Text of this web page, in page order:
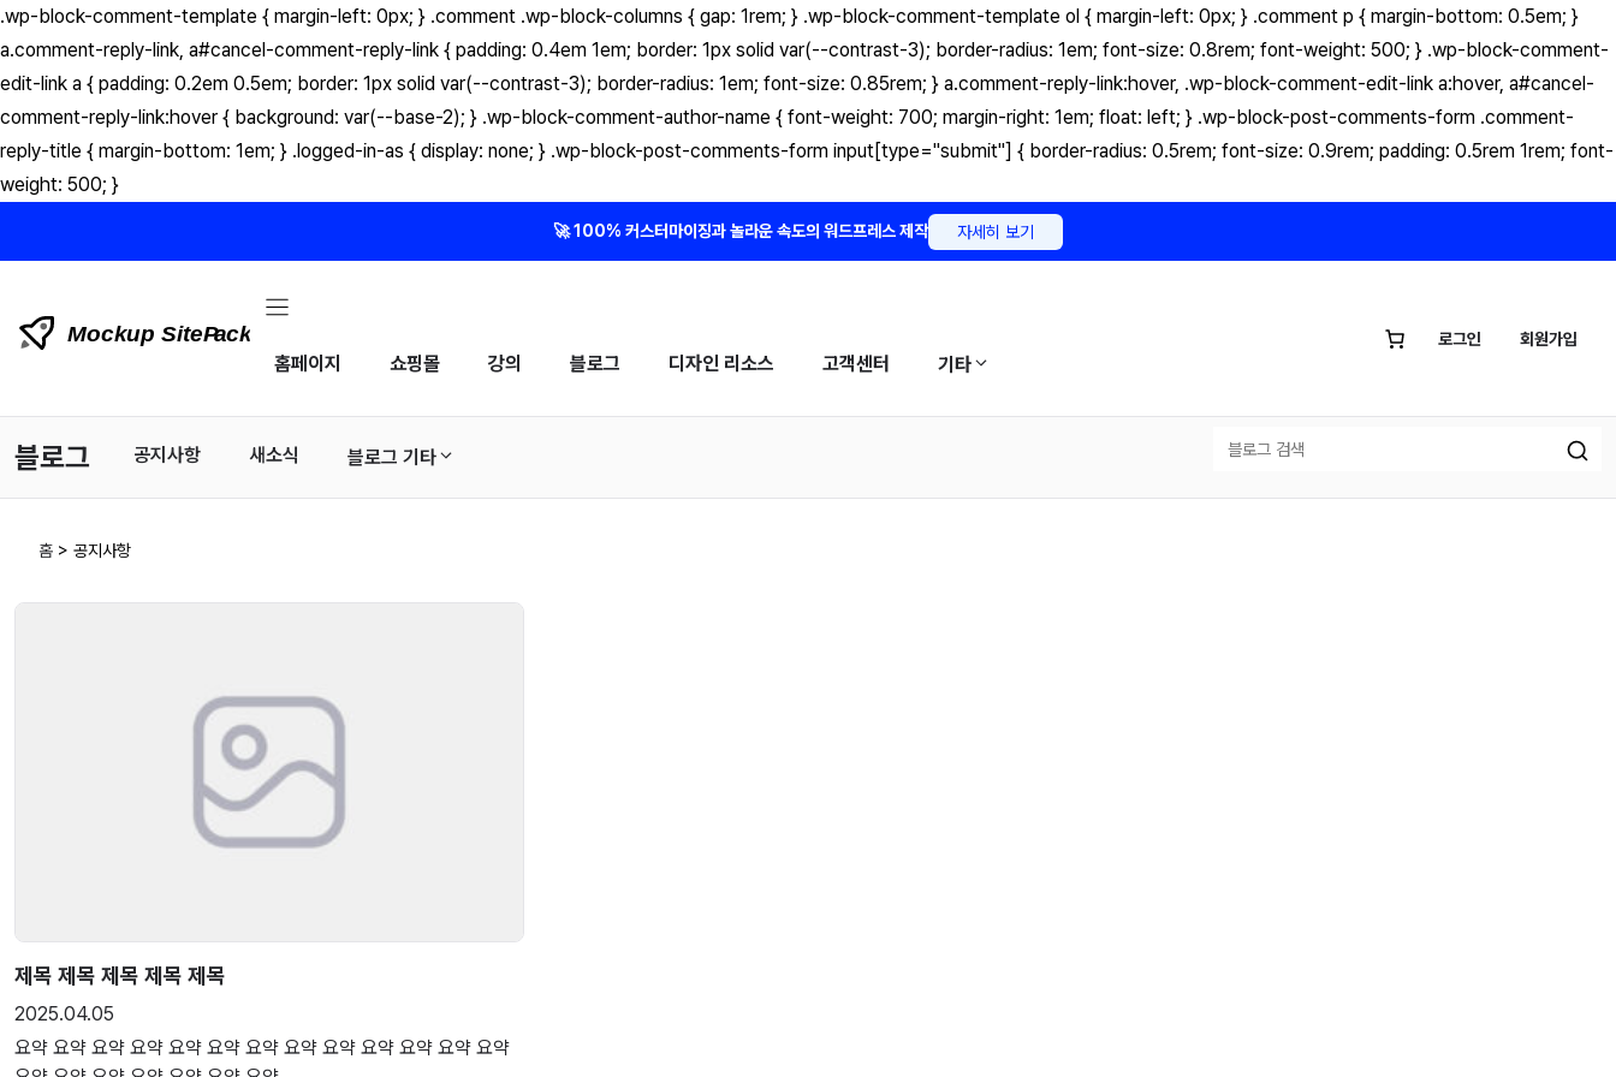
.wp-block-comment-template { margin-left: 0px; } .comment .wp-block-columns { gap: 1rem; } .wp-block-comment-template ol { margin-left: 0px; } .comment p { margin-bottom: 0.5em; }
a.comment-reply-link, a#cancel-comment-reply-link { padding: 0.4em 1em; border: 1px solid var(--contrast-3); border-radius: 1em; font-size: 0.8rem; font-weight: 500; } .wp-block-comment-
edit-link a { padding: 0.2em 0.5em; border: 1px solid var(--contrast-3); border-radius: 1em; font-size: 0.85rem; } a.comment-reply-link:hover, .wp-block-comment-edit-link a:hover, a#cancel-
comment-reply-link:hover { background: var(--base-2); } .wp-block-comment-author-name { font-weight: 700; margin-right: 1em; float: left; } .wp-block-post-comments-form .comment-
reply-title { margin-bottom: 1em; } .logged-in-as { display: none; } .wp-block-post-comments-form input[type="submit"] { border-radius: 0.5rem; font-size: 0.9rem; padding: 0.5rem 1rem; font-
weight: 500; }
🚀 100% 커스터마이징과 놀라운 속도의 워드프레스 제작 자세히 보기
컨
텐
츠
로
건
너
홈페이지 쇼핑몰 강의 블로그 디자인 리소스 고객센터 기타
로그인 회원가입
블로그 공지사항 새소식 블로그 기타
홈 > 공지사항
제목 제목 제목 제목 제목
2025.04.05
요약 요약 요약 요약 요약 요약 요약 요약 요약 요약 요약 요약 요약